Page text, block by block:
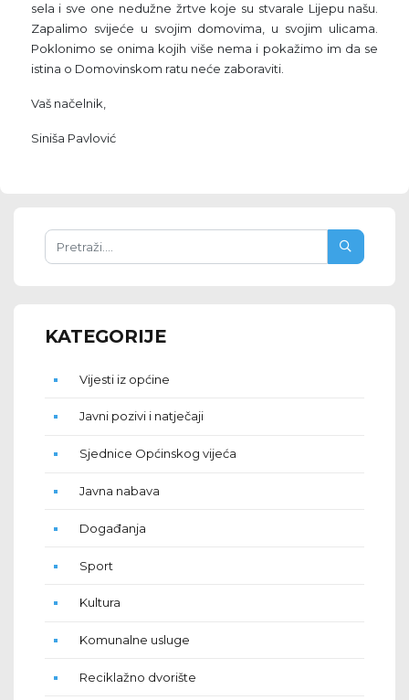
sela i sve one nedužne žrtve koje su stvarale Lijepu našu.
Zapalimo svijeće u svojim domovima, u svojim ulicama.
Poklonimo se onima kojih više nema i pokažimo im da se
istina o Domovinskom ratu neće zaboraviti.
Vaš načelnik,
Siniša Pavlović
KATEGORIJE
Vijesti iz općine
Javni pozivi i natječaji
Sjednice Općinskog vijeća
Javna nabava
Događanja
Sport
Kultura
Komunalne usluge
Reciklažno dvorište